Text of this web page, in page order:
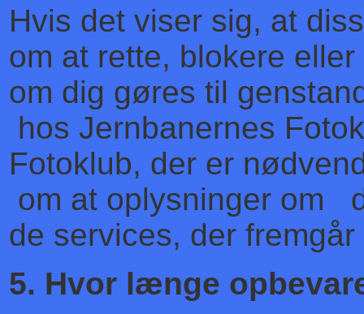
Hvis det viser sig, at
om at rette, blokere
om dig gøres til
hos Jernbanernes
Fotoklub, der er
om at oplysninger
de services, der
5. Hvor længe